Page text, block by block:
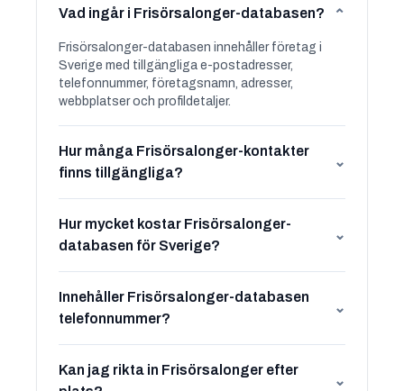
Vad ingår i Frisörsalonger-databasen? ⌄
Frisörsalonger-databasen innehåller företag i
Sverige med tillgängliga e-postadresser,
telefonnummer, företagsnamn, adresser,
webbplatser och profildetaljer.
Hur många Frisörsalonger-kontakter
finns tillgängliga?
⌄
Hur mycket kostar Frisörsalonger-
databasen för Sverige?
⌄
Innehåller Frisörsalonger-databasen
telefonnummer?
⌄
Kan jag rikta in Frisörsalonger efter
⌄